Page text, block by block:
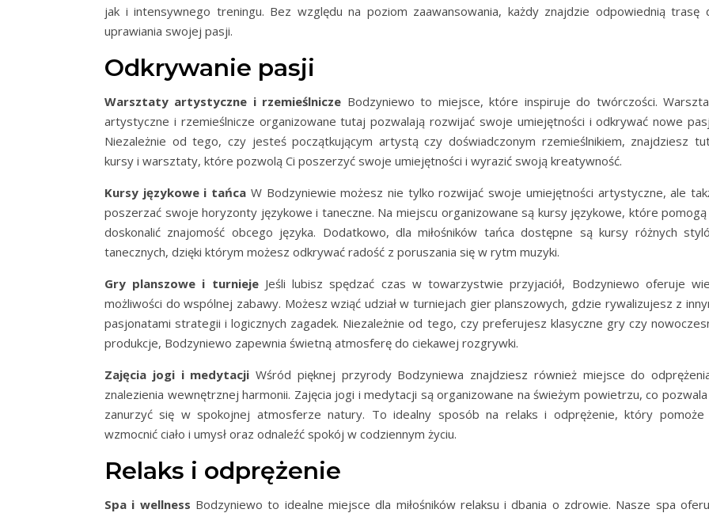
jak i intensywnego treningu. Bez względu na poziom zaawansowania, każdy znajdzie odpowiednią trasę
uprawiania swojej pasji.
Odkrywanie pasji
Warsztaty artystyczne i rzemieślnicze Bodzyniewo to miejsce, które inspiruje do twórczości.
artystyczne i rzemieślnicze organizowane tutaj pozwalają rozwijać swoje umiejętności i odkrywać nowe
Niezależnie od tego, czy jesteś początkującym artystą czy doświadczonym rzemieślnikiem, znajdziesz
kursy i warsztaty, które pozwolą Ci poszerzyć swoje umiejętności i wyrazić swoją kreatywność.
Kursy językowe i tańca W Bodzyniewie możesz nie tylko rozwijać swoje umiejętności artystyczne, ale
poszerzać swoje horyzonty językowe i taneczne. Na miejscu organizowane są kursy językowe, które pomogą
doskonalić znajomość obcego języka. Dodatkowo, dla miłośników tańca dostępne są kursy różnych
tanecznych, dzięki którym możesz odkrywać radość z poruszania się w rytm muzyki.
Gry planszowe i turniejeJeśli lubisz spędzać czas w towarzystwie przyjaciół, Bodzyniewo oferuje
możliwości do wspólnej zabawy. Możesz wziąć udział w turniejach gier planszowych, gdzie rywalizujesz z
pasjonatami strategii i logicznych zagadek. Niezależnie od tego, czy preferujesz klasyczne gry czy
produkcje, Bodzyniewo zapewnia świetną atmosferę do ciekawej rozgrywki.
Zajęcia jogi i medytacji Wśród pięknej przyrody Bodzyniewa znajdziesz również miejsce do
znalezienia wewnętrznej harmonii. Zajęcia jogi i medytacji są organizowane na świeżym powietrzu, co pozwala
zanurzyć się w spokojnej atmosferze natury. To idealny sposób na relaks i odprężenie, który pomoże
wzmocnić ciało i umysł oraz odnaleźć spokój w codziennym życiu.
Relaks i odprężenie
Spa i wellness Bodzyniewo to idealne miejsce dla miłośników relaksu i dbania o zdrowie. Nasze spa